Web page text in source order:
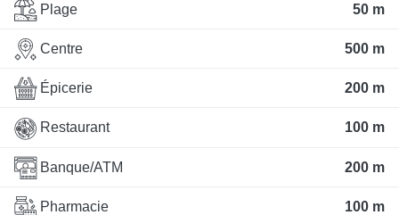
Plage 50 m
Centre 500 m
Épicerie 200 m
Restaurant 100 m
Banque/ATM 200 m
Pharmacie 100 m